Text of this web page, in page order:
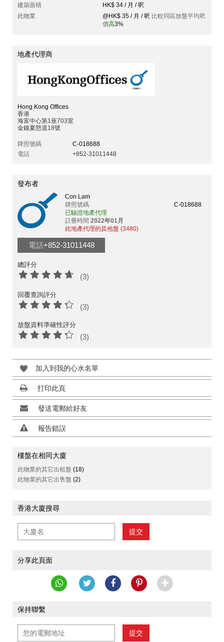
建築面積
HK$ 34 / 月 / 呎
此物業
@HK$ 35 / 月 / 呎 比較同區放盤平均呎
價高3%
地產代理商
Hong Kong Offices
香港
海富中心第1座703室
金鐘夏慤道18號
牌照號碼
C-018688
電話
+852-31011448
發布者
Con Lam
牌照號碼
C-018688
已驗證地產代理
註冊時間 2022年01月
此地產代理的其他盤 (3480)
電話+852-31011448
總評分
(3)
回覆查詢評分
(3)
放盤資料準確性評分
(3)
加入到我的心水名單
打印此頁
發送電郵給好友
報告錯誤
樓盤在相同大廈
此物業的其它出租盤 (18)
此物業的其它出售盤 (2)
香港大廈搜尋
提交
分享此頁面
保持聯繫
提交